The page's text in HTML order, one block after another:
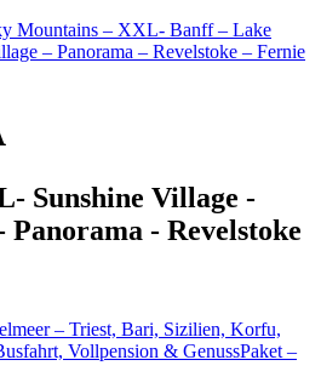
Sunshine Village -
Panorama - Revelstoke